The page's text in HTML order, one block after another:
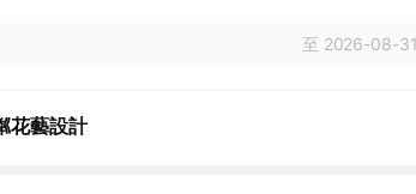
至 2026-08-
花藝設計